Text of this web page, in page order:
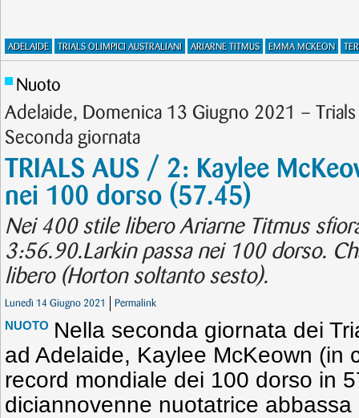
ADELAIDE TRIALS OLIMPICI AUSTRALIANI ARIARNE TITMUS EMMA MCKEON
Nuoto
Adelaide, Domenica 13 Giugno 2021 –
Seconda giornata
TRIALS AUS / 2: Kaylee
nei 100 dorso (57.45)
Nei 400 stile libero Ariarne Titmus
3:56.90.Larkin passa nei 100 dorso.
libero (Horton soltanto sesto).
Lunedì 14 Giugno 2021 Permalink
NUOTO Nella seconda giornata dei
ad Adelaide, Kaylee McKeown (in
record mondiale dei 100 dorso in
diciannovenne nuotatrice